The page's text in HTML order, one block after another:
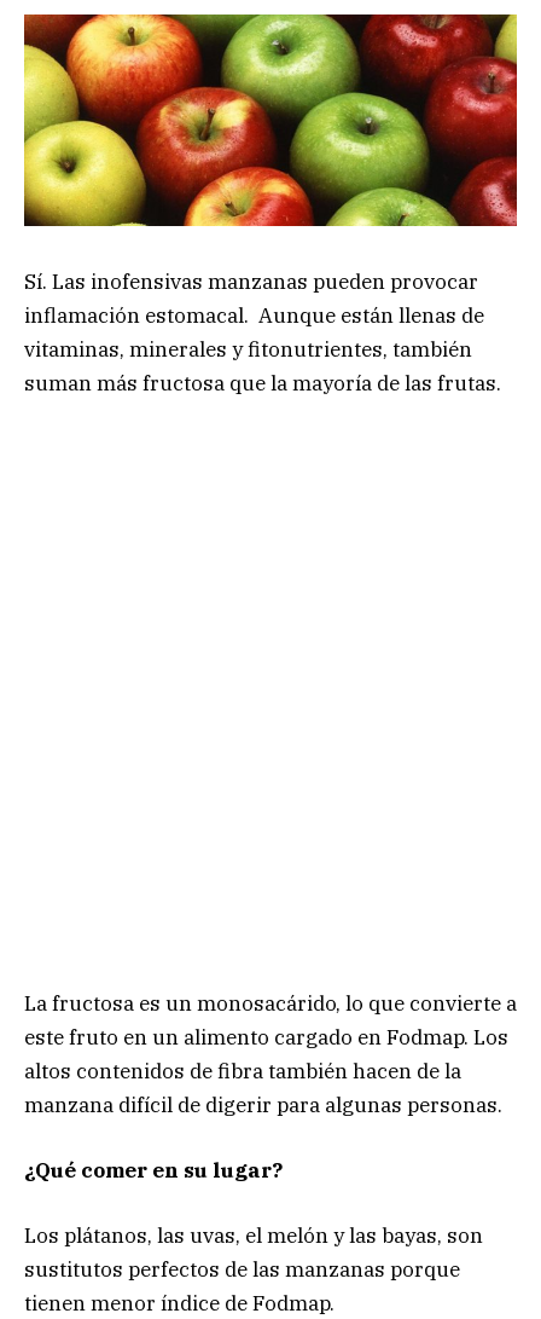
Sí. Las inofensivas manzanas pueden provocar
inflamación estomacal. Aunque están llenas de
vitaminas, minerales y fitonutrientes, también
suman más fructosa que la mayoría de las frutas.
La fructosa es un monosacárido, lo que convierte a
este fruto en un alimento cargado en Fodmap. Los
altos contenidos de fibra también hacen de la
manzana difícil de digerir para algunas personas.
¿Qué comer en su lugar?
Los plátanos, las uvas, el melón y las bayas, son
sustitutos perfectos de las manzanas porque
tienen menor índice de Fodmap.